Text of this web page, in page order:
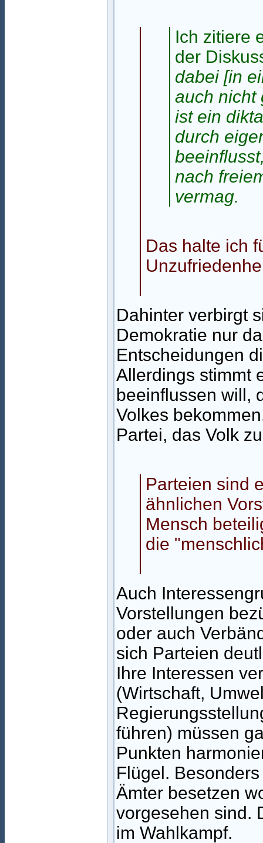
Ich zitiere
der
dabei [in
auch nicht
ist ein
durch
nach
vermag.
Das halte ich
Dahinter verbirgt
Demokratie nur
Entscheidungen
Allerdings stimmt
beeinflussen will,
Volkes
Partei, das Volk
Parteien sind
ähnlichen
Mensch
die
Auch
Vorstellungen
oder auch
sich Parteien
Ihre Interessen
(Wirtschaft,
führen) müssen
Punkten
Flügel.
Ämter besetzen
vorgesehen sind.
im Wahlkampf.